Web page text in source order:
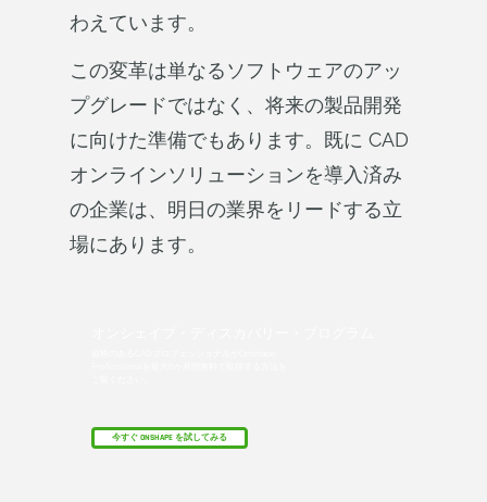
わえています。
この変革は単なるソフトウェアのアッ
プグレードではなく、将来の製品開発
に向けた準備でもあります。既に CAD
オンラインソリューションを導入済み
の企業は、明日の業界をリードする立
場にあります。
今すぐ ONSHAPE を試してみる